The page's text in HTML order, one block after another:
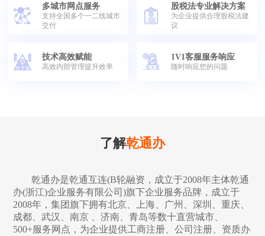
多城市网点服务
支持全国多个一二线城市
交付
股税法专业解决方案
为企业提供合理股税法建
议
技术高效赋能
高效内部管理提升效率
1V1客服服务响应
随时响应您的问题
了解乾通办
乾通办是乾通互连(B轮融资，成立于2008年主体乾通
办(浙江)企业服务有限公司)旗下企业服务品牌，成立于
2008年，集团旗下拥有北京、上海、广州、深圳、重庆、
成都、武汉、南京 、济南、青岛等数十直营城市、
500+服务网点，为企业提供工商注册、公司注册、资质办